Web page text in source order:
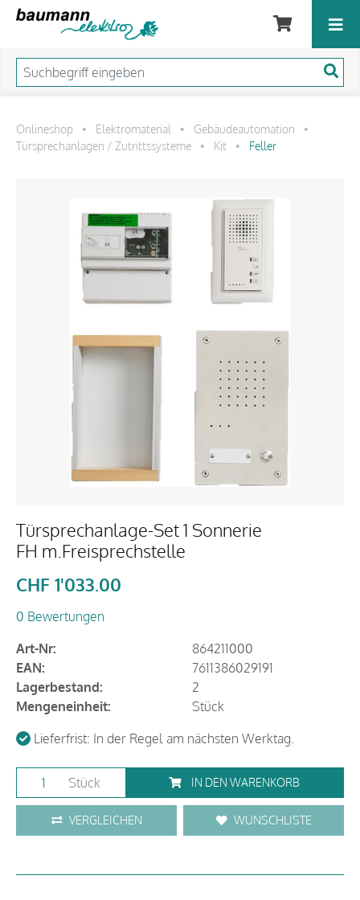
Onlineshop • Elektromaterial • Gebäudeautomation
•
Türsprechanlagen / Zutrittssysteme
• Kit • Feller
Türsprechanlage-Set 1 Sonnerie
FH m.Freisprechstelle
CHF 1'033.00
0 Bewertungen
Art-Nr:
864211000
EAN:
7611386029191
Lagerbestand:
2
Mengeneinheit:
Stück
Lieferfrist: In der Regel am nächsten Werktag.
Stück IN DEN WARENKORB
VERGLEICHEN WUNSCHLISTE